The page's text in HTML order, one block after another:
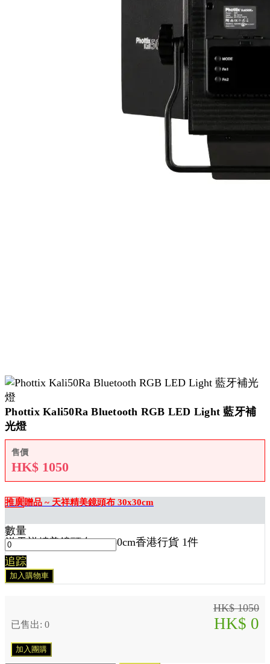
Phottix Kali50Ra Bluetooth RGB LED Light 藍牙補
光燈
售價
HK$ 1050
推廣贈品 ~ 天祥精美鏡頭布 30x30cm
送天祥精美鏡頭布 30x30cm香港行貨 1件
數量
追踪
加入購物車
HK$ 1050
已售出: 0 HK$ 0
加入團購